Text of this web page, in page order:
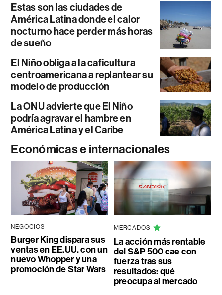
Estas son las ciudades de
América Latina donde el calor
nocturno hace perder más horas
de sueño
El Niño obliga a la caficultura
centroamericana a replantear su
modelo de producción
La ONU advierte que El Niño
podría agravar el hambre en
América Latina y el Caribe
Económicas e internacionales
NEGOCIOS
Burger King dispara sus
ventas en EE.UU. con un
nuevo Whopper y una
promoción de Star Wars
MERCADOS
La acción más rentable
del S&P 500 cae con
fuerza tras sus
resultados: qué
preocupa al mercado